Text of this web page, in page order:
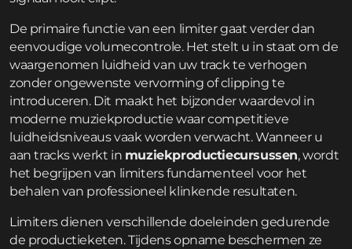
De primaire functie van een limiter gaat verder dan
eenvoudige volumecontrole. Het stelt u in staat om de
waargenomen luidheid van uw track te verhogen
zonder ongewenste vervorming of clipping te
introduceren. Dit maakt het bijzonder waardevol in
moderne muziekproductie waar competitieve
luidheidsniveaus vaak worden verwacht. Wanneer u
aan tracks werkt in muziekproductiecursussen, wordt
het begrijpen van limiters fundamenteel voor het
behalen van professioneel klinkende resultaten.
Limiters dienen verschillende doeleinden gedurende
de productieketen. Tijdens opname beschermen ze